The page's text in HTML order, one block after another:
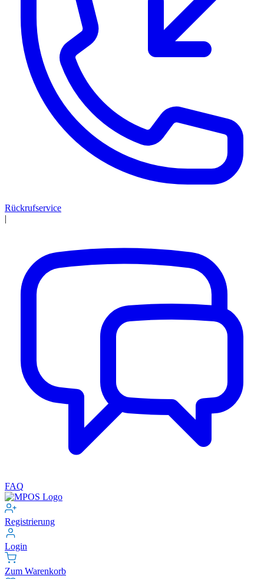
Rückrufservice
|
FAQ
Registrierung
Login
Zum Warenkorb